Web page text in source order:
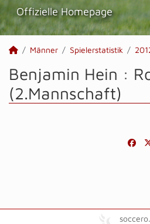
Offizielle Homepage
Männer Spielerstatistik
Benjamin Hein :
(2.Mannschaft)